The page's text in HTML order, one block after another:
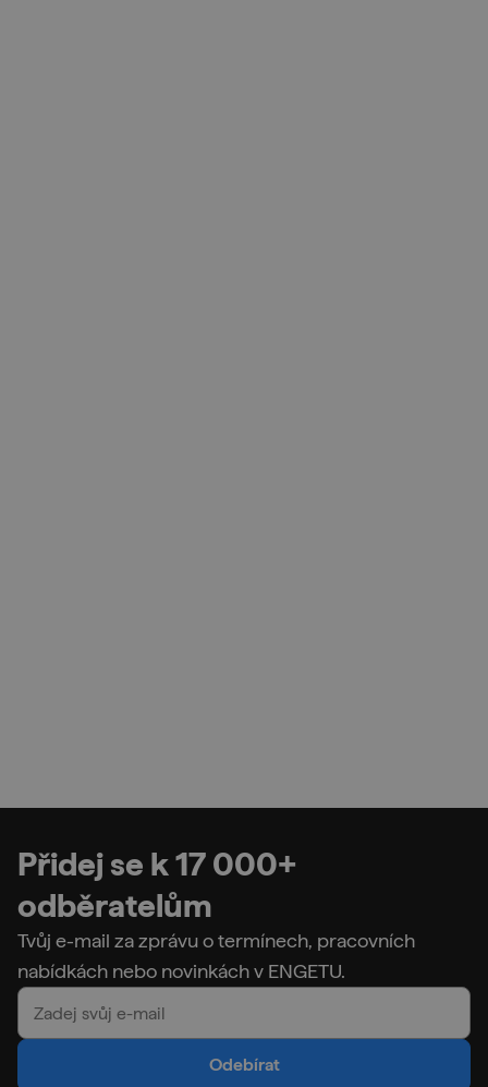
Přidej se k 17 000+
odběratelům
Tvůj e-mail za zprávu o termínech, pracovních
nabídkách nebo novinkách v ENGETU.
Odebírat